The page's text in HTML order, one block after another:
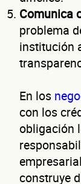
Comunica
problema
institución
En los
con los
obligación
construye
Nombre(s)
Primer